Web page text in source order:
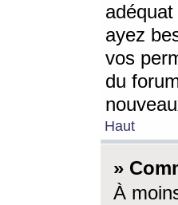
ayez
vos
du
Haut
»
À